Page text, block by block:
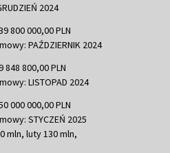
2024
800 000,00 PLN
PAŹDZIERNIK 2024
800,00 PLN
LISTOPAD 2024
000 000,00 PLN
STYCZEŃ 2025
mln, luty 130 mln,